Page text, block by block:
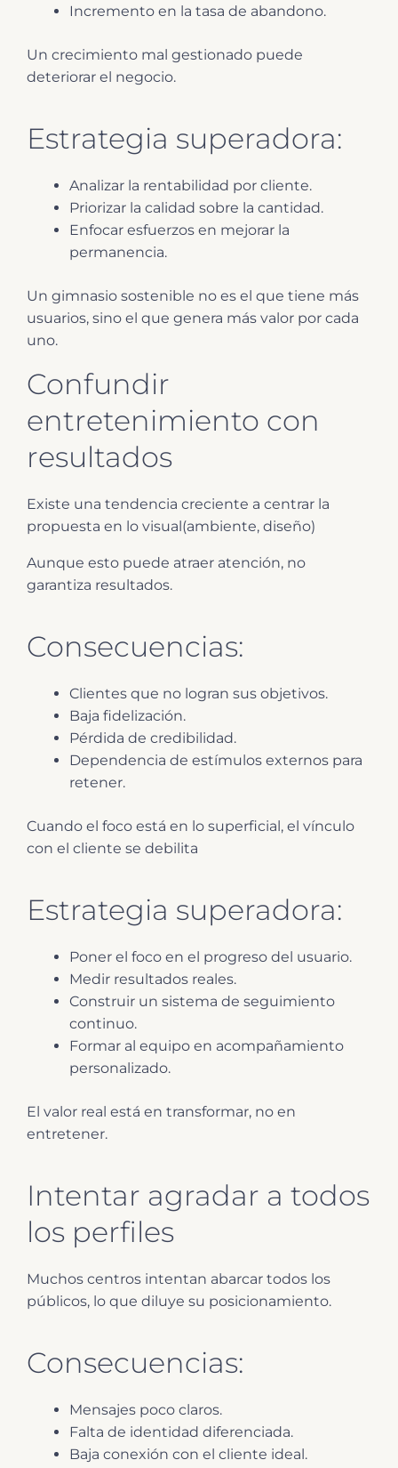
Incremento en la tasa de abandono.
Un crecimiento mal gestionado puede
deteriorar el negocio.
Estrategia superadora:
Analizar la rentabilidad por cliente.
Priorizar la calidad sobre la cantidad.
Enfocar esfuerzos en mejorar la
permanencia.
Un gimnasio sostenible no es el que tiene más
usuarios, sino el que genera más valor por cada
uno.
Confundir
entretenimiento con
resultados
Existe una tendencia creciente a centrar la
propuesta en lo visual(ambiente, diseño)
Aunque esto puede atraer atención, no
garantiza resultados.
Consecuencias:
Clientes que no logran sus objetivos.
Baja fidelización.
Pérdida de credibilidad.
Dependencia de estímulos externos para
retener.
Cuando el foco está en lo superficial, el vínculo
con el cliente se debilita
Estrategia superadora:
Poner el foco en el progreso del usuario.
Medir resultados reales.
Construir un sistema de seguimiento
continuo.
Formar al equipo en acompañamiento
personalizado.
El valor real está en transformar, no en
entretener.
Intentar agradar a todos
los perfiles
Muchos centros intentan abarcar todos los
públicos, lo que diluye su posicionamiento.
Consecuencias:
Mensajes poco claros.
Falta de identidad diferenciada.
Baja conexión con el cliente ideal.